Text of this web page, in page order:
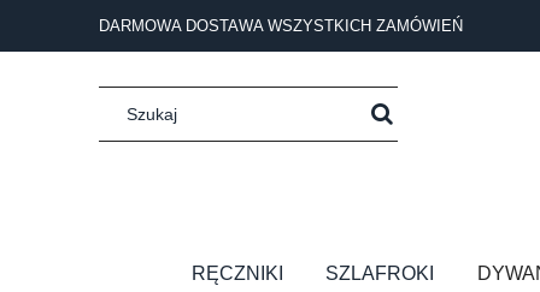
DARMOWA DOSTAWA WSZYSTKICH ZAMÓWIEŃ
RĘCZNIKI SZLAFROKI